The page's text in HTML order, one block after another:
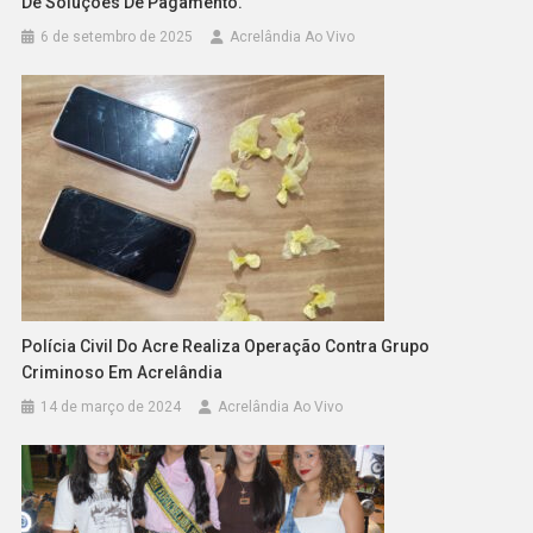
6 de setembro de 2025 Acrelândia Ao Vivo
Polícia Civil Do Acre Realiza Operação Contra Grupo
Criminoso Em Acrelândia
14 de março de 2024 Acrelândia Ao Vivo